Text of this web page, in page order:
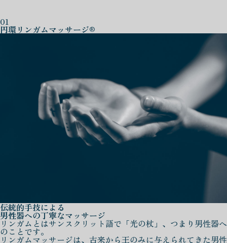
01
円環リンガムマッサージ®
伝統的手技による
男性器への丁寧なマッサージ
リンガムとはサンスクリット語で「光の杖」、つまり男性器へ
のことです。
リンガムマッサージは、古来から王のみに与えられてきた男性